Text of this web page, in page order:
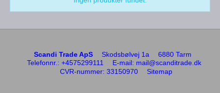
Scandi Trade ApS Skodsbølvej 1a
6880 Tarm
Telefonnr.: +4575299111 E-mail: mail@scanditrade.dk
CVR-nummer: 33150970 Sitemap